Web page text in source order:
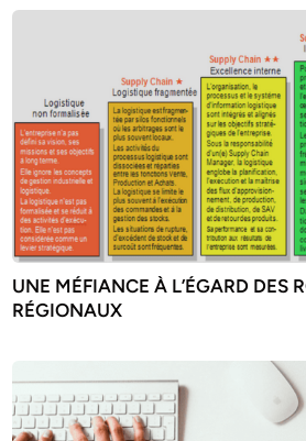
UNE MÉFIANCE À L’ÉGARD DES
RÉGIONAUX